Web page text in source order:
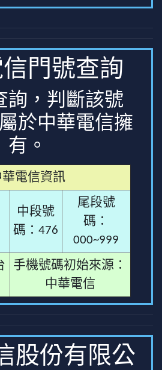
門號查詢
詢，判斷該號
於中華電信擁
有。
華電信資訊
中段號
碼：476
尾段號
碼：
000~999
手機號碼初始來源：
中華電信
股份有限公